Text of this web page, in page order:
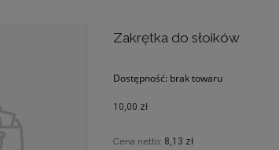
Zakrętka do słoików
Dostępność: brak towaru
10,00 zł
Cena netto: 8,13 zł